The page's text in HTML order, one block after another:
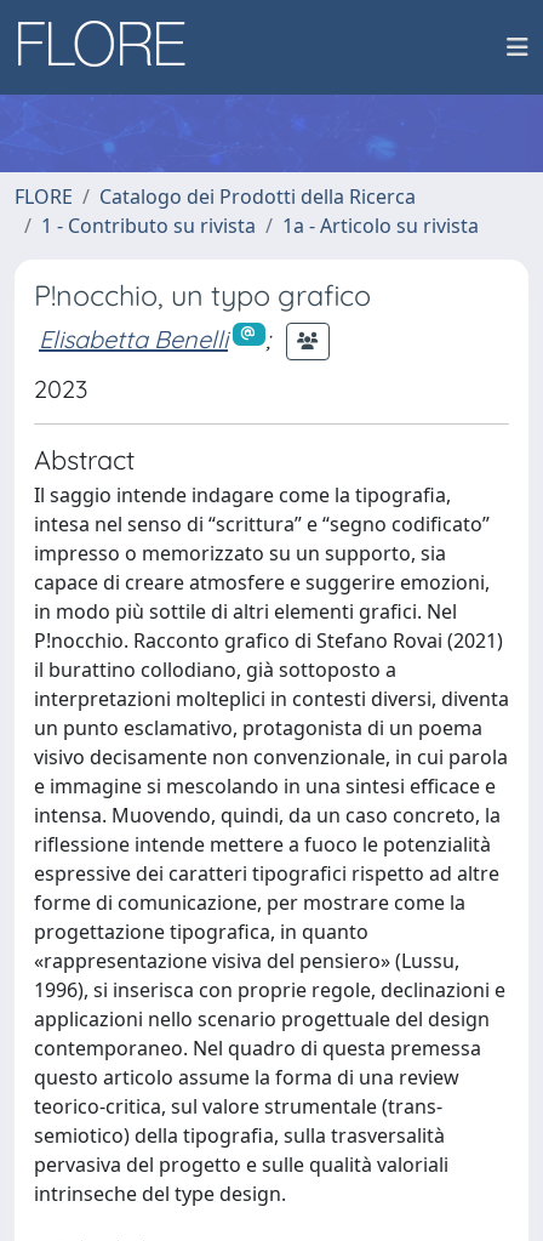
FLORE
Catalogo dei Prodotti della Ricerca
1 - Contributo su rivista
1a - Articolo su rivista
P!nocchio, un typo grafico
Elisabetta Benelli
;
2023
Abstract
Il saggio intende indagare come la tipografia,
intesa nel senso di “scrittura” e “segno codificato”
impresso o memorizzato su un supporto, sia
capace di creare atmosfere e suggerire emozioni,
in modo più sottile di altri elementi grafici. Nel
P!nocchio. Racconto grafico di Stefano Rovai (2021)
il burattino collodiano, già sottoposto a
interpretazioni molteplici in contesti diversi, diventa
un punto esclamativo, protagonista di un poema
visivo decisamente non convenzionale, in cui parola
e immagine si mescolando in una sintesi efficace e
intensa. Muovendo, quindi, da un caso concreto, la
riflessione intende mettere a fuoco le potenzialità
espressive dei caratteri tipografici rispetto ad altre
forme di comunicazione, per mostrare come la
progettazione tipografica, in quanto
«rappresentazione visiva del pensiero» (Lussu,
1996), si inserisca con proprie regole, declinazioni e
applicazioni nello scenario progettuale del design
contemporaneo. Nel quadro di questa premessa
questo articolo assume la forma di una review
teorico-critica, sul valore strumentale (trans-
semiotico) della tipografia, sulla trasversalità
pervasiva del progetto e sulle qualità valoriali
intrinseche del type design.